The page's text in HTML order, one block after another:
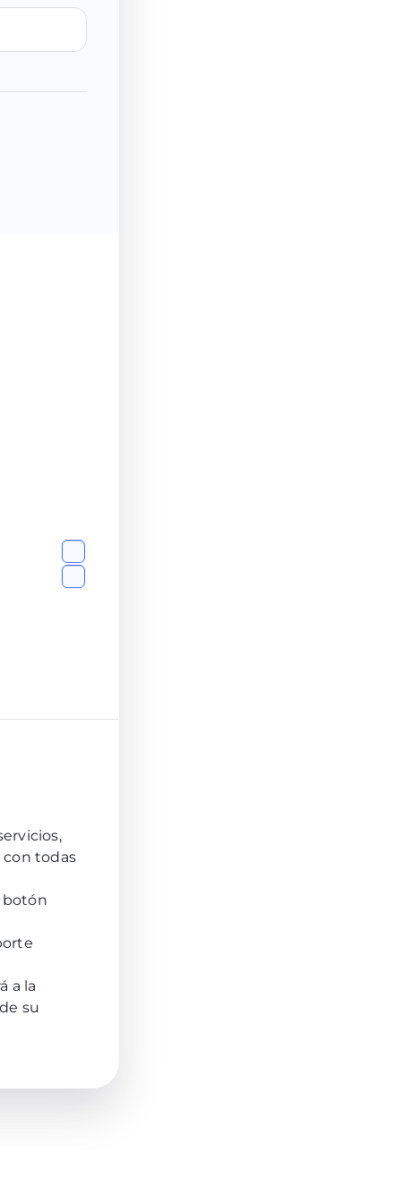
todas
botón
a la
su